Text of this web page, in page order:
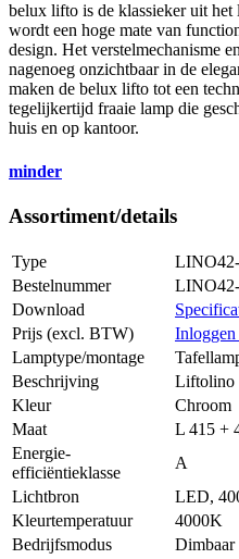
belux lifto is de klassieker uit het
wordt een hoge mate van
design. Het verstelmechanisme
nagenoeg onzichtbaar in de
maken de belux lifto tot een
tegelijkertijd fraaie lamp die
huis en op kantoor.
minder
Assortiment/details
Type
Bestelnummer
Download
Prijs (excl. BTW)
Lamptype/montage
Beschrijving
Liftolino
Kleur
Chroom
Maat
L 415 +
Energie-
efficiëntieklasse
A
Lichtbron
LED,
Kleurtemperatuur
4000K
Bedrijfsmodus
Dimbaar